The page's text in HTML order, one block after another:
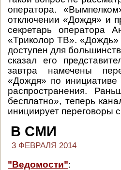
оператора.
отключении «Дождя» и
секретарь оператора
«Триколор ТВ».
доступен для
сказал его
завтра намечены
«Дождя» по инициативе
распространения.
бесплатно», теперь
инициирует переговоры
В СМИ
3 ФЕВРАЛЯ 2014
"Ведомости":